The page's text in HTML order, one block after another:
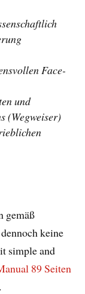
Face-
und
(Wegweiser)
gemäß
keine
simple and
89 Seiten